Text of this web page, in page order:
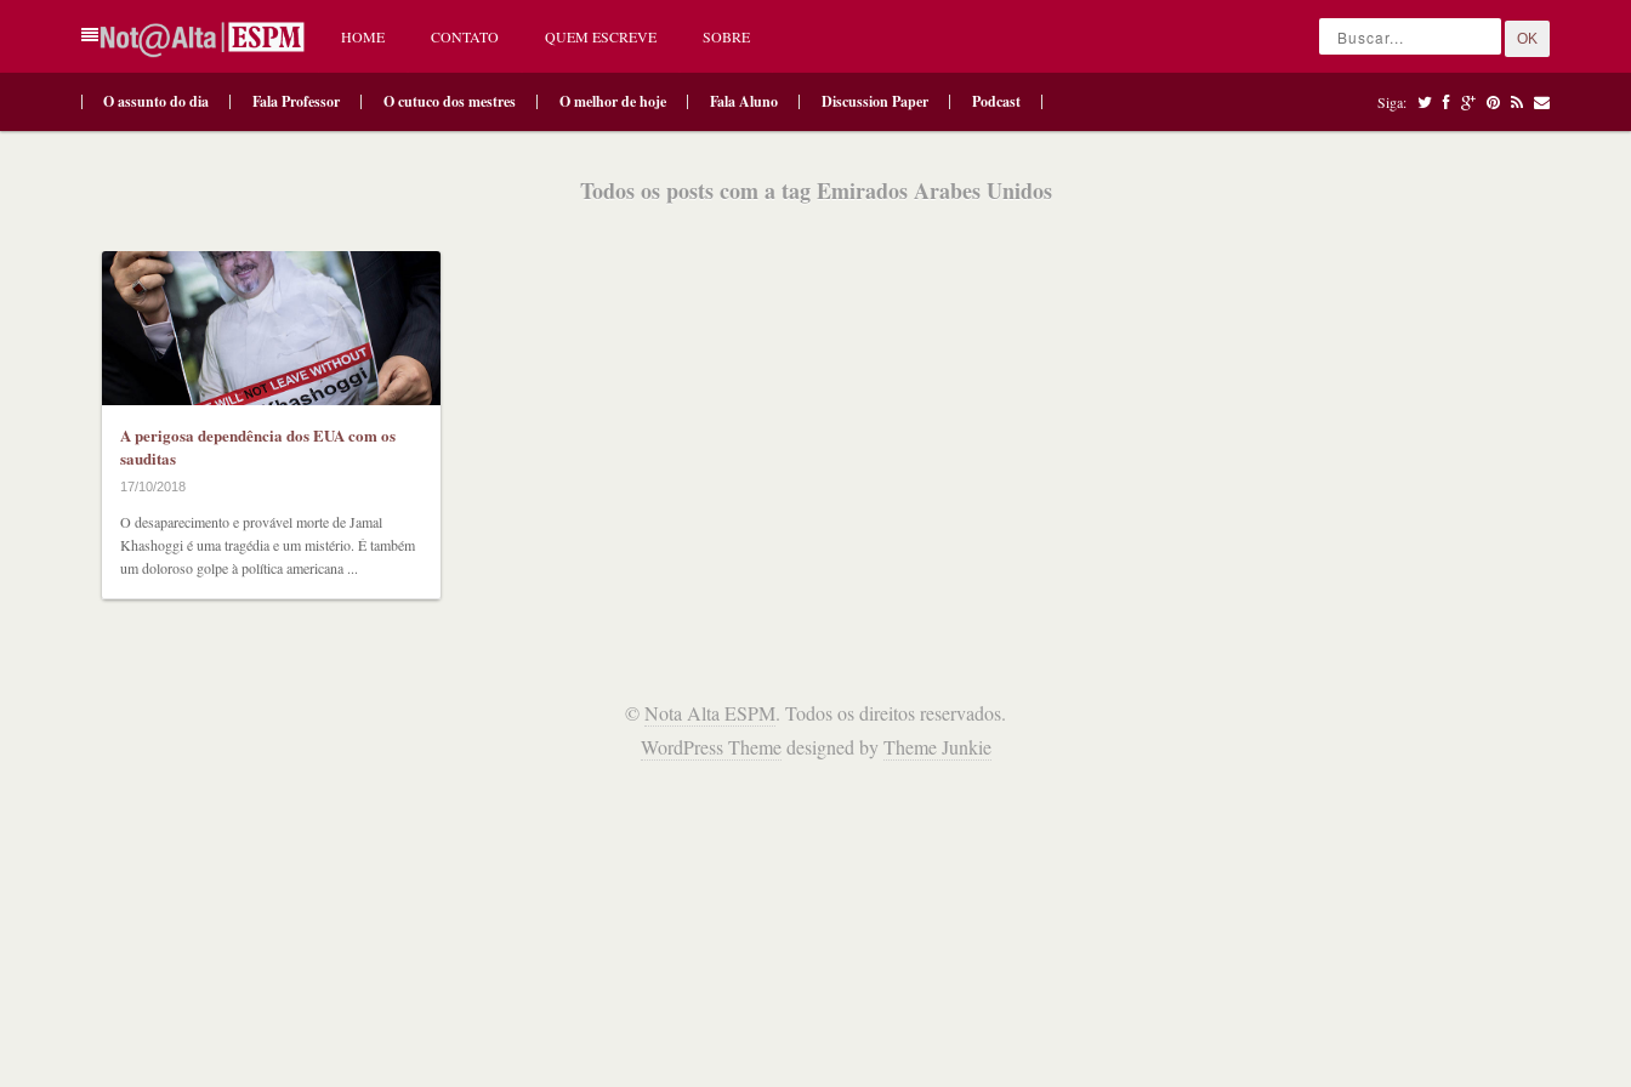
HOME CONTATO QUEM ESCREVE SOBRE OK
O assunto do dia Fala Professor O cutuco dos mestres O melhor de hoje Fala Aluno Discussion Paper Podcast Siga:
Todos os posts com a tag Emirados Arabes Unidos
A perigosa dependência dos EUA com os
sauditas
17/10/2018
O desaparecimento e provável morte de Jamal
Khashoggi é uma tragédia e um mistério. É também
um doloroso golpe à política americana ...
©Nota Alta ESPM. Todos os direitos reservados.
WordPress Themedesigned by Theme Junkie